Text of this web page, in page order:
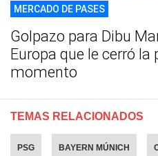
MERCADO DE PASES
Golpazo para Dibu
Europa que le cerró
momento
TEMAS RELACIONADOS
PSG BAYERN MÚNICH